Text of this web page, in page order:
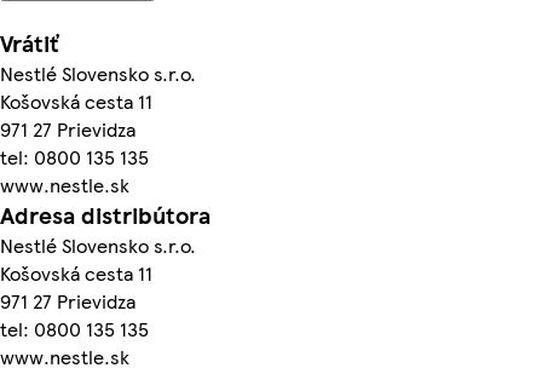
Vrátiť
Nestlé Slovensko s.r.o.
Košovská cesta 11
971 27 Prievidza
tel: 0800 135 135
www.nestle.sk
Adresa distribútora
Nestlé Slovensko s.r.o.
Košovská cesta 11
971 27 Prievidza
tel: 0800 135 135
www.nestle.sk